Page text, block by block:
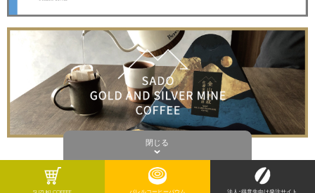
閉じる
SUZUKI COFFEE バレルコーヒーバウム 法人･得意先向け発注サイト